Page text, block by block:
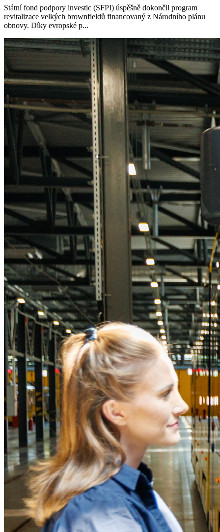
Státní fond podpory investic (SFPI) úspěšně dokončil program
revitalizace velkých brownfieldů financovaný z Národního plánu
obnovy. Díky evropské p...